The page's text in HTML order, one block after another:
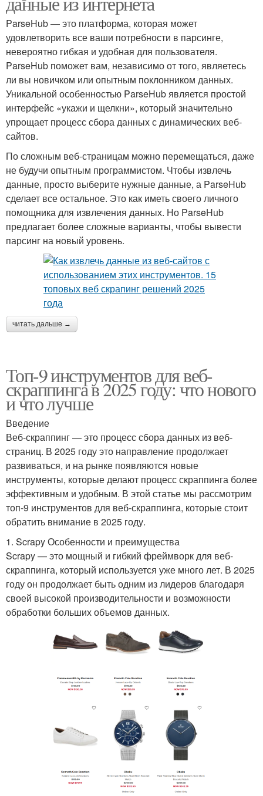
ParseHub — это платформа, которая может
удовлетворить все ваши потребности в парсинге,
невероятно гибкая и удобная для пользователя.
ParseHub поможет вам, независимо от того, являетесь
ли вы новичком или опытным поклонником данных.
Уникальной особенностью ParseHub является простой
интерфейс «укажи и щелкни», который значительно
упрощает процесс сбора данных с динамических веб-
сайтов.
По сложным веб-страницам можно перемещаться, даже
не будучи опытным программистом. Чтобы извлечь
данные, просто выберите нужные данные, а ParseHub
сделает все остальное. Это как иметь своего личного
помощника для извлечения данных. Но ParseHub
предлагает более сложные варианты, чтобы вывести
парсинг на новый уровень.
читать дальше →
Топ-9 инструментов для веб-
скраппинга в 2025 году: что нового
и что лучше
Введение
Веб-скраппинг — это процесс сбора данных из веб-
страниц. В 2025 году это направление продолжает
развиваться, и на рынке появляются новые
инструменты, которые делают процесс скраппинга более
эффективным и удобным. В этой статье мы рассмотрим
топ-9 инструментов для веб-скраппинга, которые стоит
обратить внимание в 2025 году.
1. Scrapy Особенности и преимущества
Scrapy — это мощный и гибкий фреймворк для веб-
скраппинга, который используется уже много лет. В 2025
году он продолжает быть одним из лидеров благодаря
своей высокой производительности и возможности
обработки больших объемов данных.